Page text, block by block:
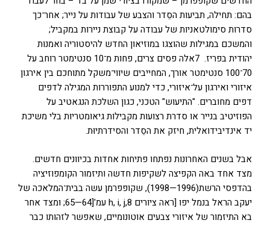
בהם: תחילה, תביעות הסֵדר והצבע של עבודות על נייר; אחר־כך
סדרות סימולטאניות של עבודה על קבוצת ניירות במקביל;
והמשכם במגילות שהוצגו במוזיאון החדש להיסטוריה ואמנות
יהודית בפריז. 7אלה פסים צרים, פחות מ־10 סנטימטר רוחב על
70־100 סנטימטר אורך, המחייבים שיווי־משקל מתוחכם בין אירגון
איזורי ואירגון על־איזורי, כדי למנוע התפוררות המגילה לדפים
דפים מחוברים. "התיעוש" הטכני, כגון השלכת הנגאטיב על
הפוזיטיב בנייר או סדרת רצועות מקבילות גיאומטריות בלי משיכת
יד אינדיבידואלית, חיזק את הסֵדר והסידרתיוּת.
אבל בשנים האחרונות נפתחו פתיחות אחדות בכיוונים חדשים.
מצד אחד באה הקפיצה לשקיפות חדשה ותיזמור הקומפוזיציה
בהדפסי הרשת(1996—1998), שקופפרמן עשה בבית־המלאכה של
יעקב הראל בנמל יפו [ראה ציורים h, i, j,8 עמ'[64—65; ומצד אחר
בא התיזמור של איזורי צבעים אוטונומיים, שאפשר לזהותו כבר